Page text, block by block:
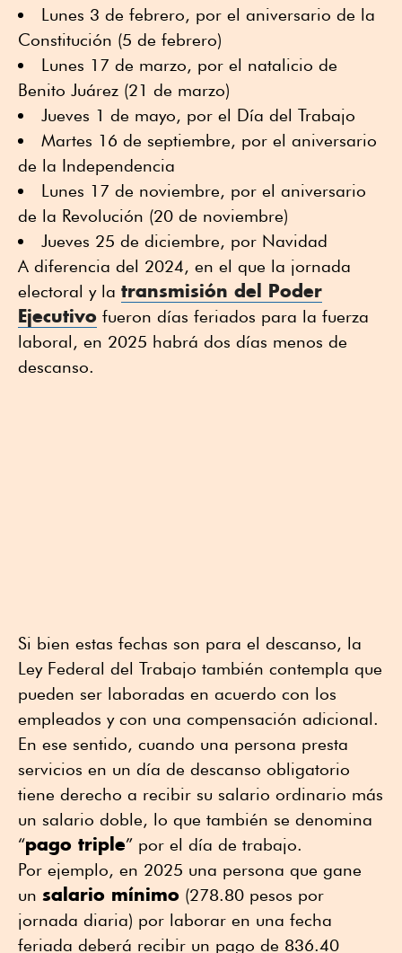
Lunes 3 de febrero, por el aniversario de la
Constitución (5 de febrero)
Lunes 17 de marzo, por el natalicio de
Benito Juárez (21 de marzo)
Jueves 1 de mayo, por el Día del Trabajo
Martes 16 de septiembre, por el aniversario
de la Independencia
Lunes 17 de noviembre, por el aniversario
de la Revolución (20 de noviembre)
Jueves 25 de diciembre, por Navidad
A diferencia del 2024, en el que la jornada
electoral y la transmisión del Poder
Ejecutivo fueron días feriados para la fuerza
laboral, en 2025 habrá dos días menos de
descanso.
Si bien estas fechas son para el descanso, la
Ley Federal del Trabajo también contempla que
pueden ser laboradas en acuerdo con los
empleados y con una compensación adicional.
En ese sentido, cuando una persona presta
servicios en un día de descanso obligatorio
tiene derecho a recibir su salario ordinario más
un salario doble, lo que también se denomina
“pago triple” por el día de trabajo.
Por ejemplo, en 2025 una persona que gane
un salario mínimo (278.80 pesos por
jornada diaria) por laborar en una fecha
feriada deberá recibir un pago de 836.40